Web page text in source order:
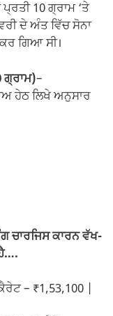
10 ਗ੍ਰਾਮ ‘ਤੇ
ਦੇ ਅੰਤ ਵਿੱਚ ਸੋਨਾ
ਗਿਆ ਸੀ।
ਗ੍ਰਾਮ)–
ਹੇਠ ਲਿਖੇ ਅਨੁਸਾਰ
ਚਾਰਜਿਸ ਕਾਰਨ ਵੱਖ-
– ₹1,53,100 |